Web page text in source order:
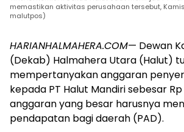
memastikan aktivitas perusahaan tersebut,
malutpos)
HARIANHALMAHERA.COM— Dewan
(Dekab) Halmahera Utara (Halut)
mempertanyakan anggaran
kepada PT Halut Mandiri sebesar Rp
anggaran yang besar harusnya
pendapatan bagi daerah (PAD).